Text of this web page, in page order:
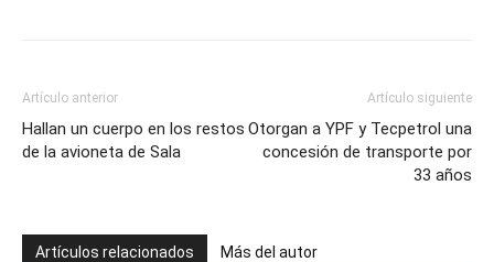
Artículo anterior
Hallan un cuerpo en los restos
de la avioneta de Sala
Artículo siguiente
Otorgan a YPF y Tecpetrol una
concesión de transporte por
33 años
Artículos relacionados Más del autor